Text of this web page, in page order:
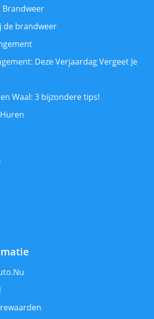
Brandweer
de brandweer
Deze Verjaardag Vergeet Je
Waal: 3 bijzondere tips!